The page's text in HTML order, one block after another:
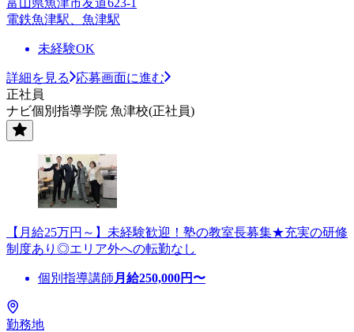
電鉄魚津駅、魚津駅
未経験OK
詳細を見る
応募画面に進む
正社員
ナビ個別指導学院 魚津校(正社員)
【月給25万円～】未経験歓迎！塾の教室長募集★充実の研修
制度あり◎エリア外への転勤なし
個別指導講師 月給250,000円〜
勤務地